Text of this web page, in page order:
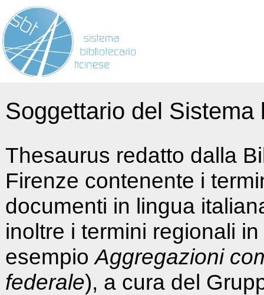
Soggettario del
Thesaurus redatto dalla
Firenze contenente i
documenti in lingua
inoltre i termini regionali
esempioAggregazioni
federale), a cura del